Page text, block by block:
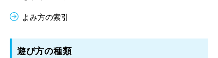
よみ方の索引
遊び方の種類